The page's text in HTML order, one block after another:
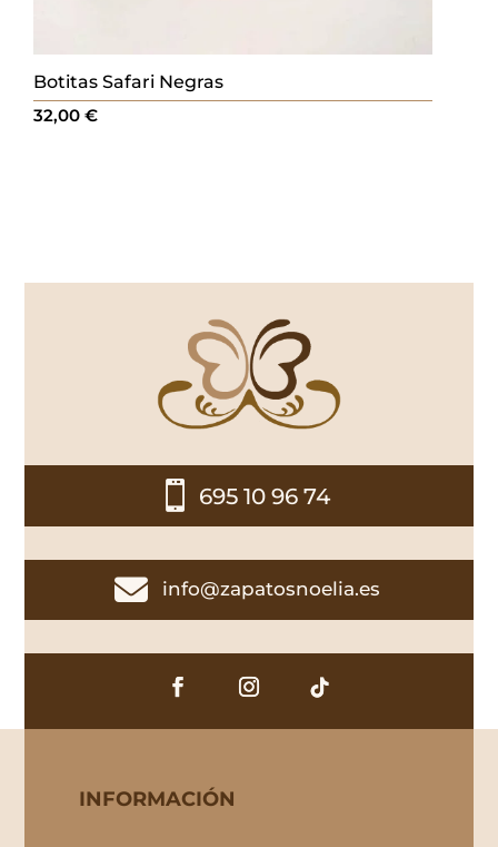
Botitas Safari Negras
32,00€
 695 10 96 74
 info@zapatosnoelia.es
INFORMACIÓN